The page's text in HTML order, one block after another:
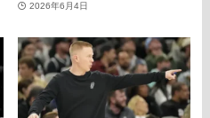
2026年6月4日